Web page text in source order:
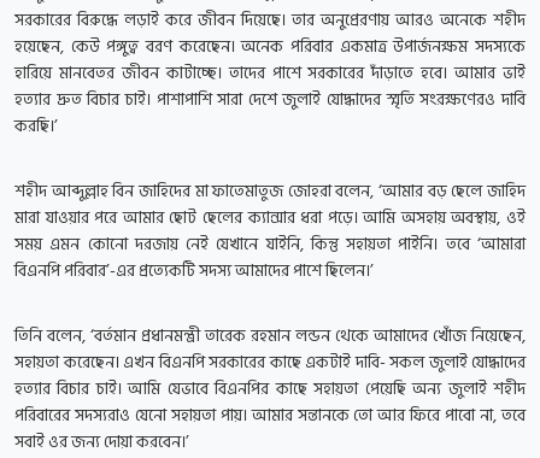
সরকারের বিরুদ্ধে লড়াই করে জীবন দিয়েছে। তার অনুপ্রেরণায় আরও অনেকে শহীদ
হয়েছেন, কেউ পঙ্গুত্ব বরণ করেছেন। অনেক পরিবার একমাত্র উপার্জনক্ষম সদস্যকে
হারিয়ে মানবেতর জীবন কাটাচ্ছে। তাদের পাশে সরকারের দাঁড়াতে হবে। আমার ভাই
হত্যার দ্রুত বিচার চাই। পাশাপাশি সারা দেশে জুলাই যোদ্ধাদের স্মৃতি সংরক্ষণেরও দাবি
করছি।’
শহীদ আব্দুল্লাহ বিন জাহিদের মা ফাতেমাতুজ জোহরা বলেন, ‘আমার বড় ছেলে জাহিদ
মারা যাওয়ার পরে আমার ছোট ছেলের ক্যান্সার ধরা পড়ে। আমি অসহায় অবস্থায়, ওই
সময় এমন কোনো দরজায় নেই যেখানে যাইনি, কিন্তু সহায়তা পাইনি। তবে ‘আমারা
বিএনপি পরিবার’-এর প্রত্যেকটি সদস্য আমাদের পাশে ছিলেন।’
তিনি বলেন, ‘বর্তমান প্রধানমন্ত্রী তারেক রহমান লন্ডন থেকে আমাদের খোঁজ নিয়েছেন,
সহায়তা করেছেন। এখন বিএনপি সরকারের কাছে একটাই দাবি- সকল জুলাই যোদ্ধাদের
হত্যার বিচার চাই। আমি যেভাবে বিএনপির কাছে সহায়তা পেয়েছি অন্য জুলাই শহীদ
পরিবারের সদস্যরাও যেনো সহায়তা পায়। আমার সন্তানকে তো আর ফিরে পাবো না, তবে
সবাই ওর জন্য দোয়া করবেন।’